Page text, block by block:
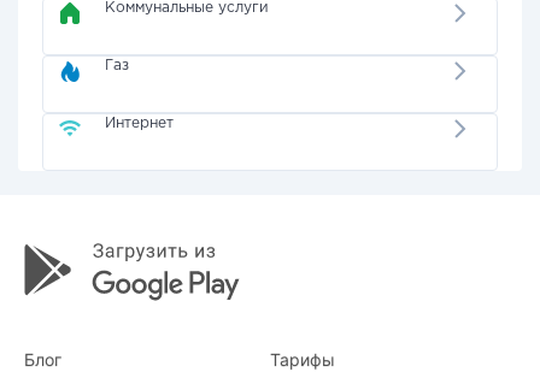
Коммунальные услуги
Газ
Интернет
Блог Тарифы